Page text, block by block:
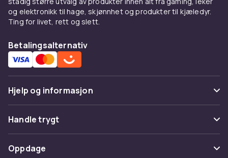
og elektronikk til hage, skjønnhet og produkter til kjæledyr.
Ting for livet, rett og slett.
Betalingsalternativ
Hjelp og informasjon
Vanlige spørsmål
Spor pakke
Handle trygt
Betaling
Oppdage